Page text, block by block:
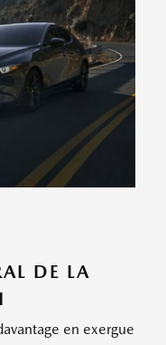
DE LA
en exergue